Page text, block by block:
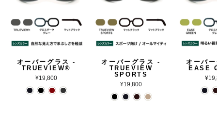
オーバーグラス -
TRUEVIEW®
¥19,800
オーバーグラス -
TRUEVIEW
SPORTS
¥19,800
オーバ
EASE